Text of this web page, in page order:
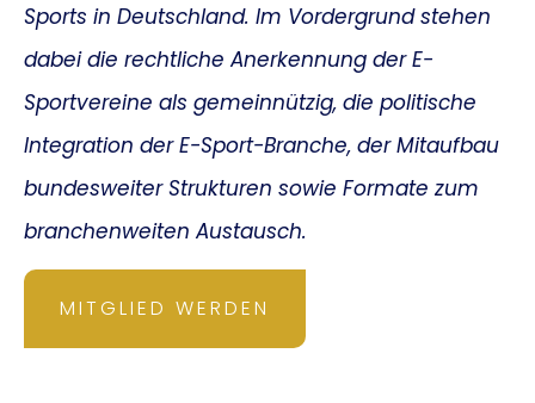
Sports in Deutschland. Im Vordergrund stehen
dabei die rechtliche Anerkennung der E-
Sportvereine als gemeinnützig, die politische
Integration der E-Sport-Branche, der Mitaufbau
bundesweiter Strukturen sowie Formate zum
branchenweiten Austausch.
MITGLIED WERDEN